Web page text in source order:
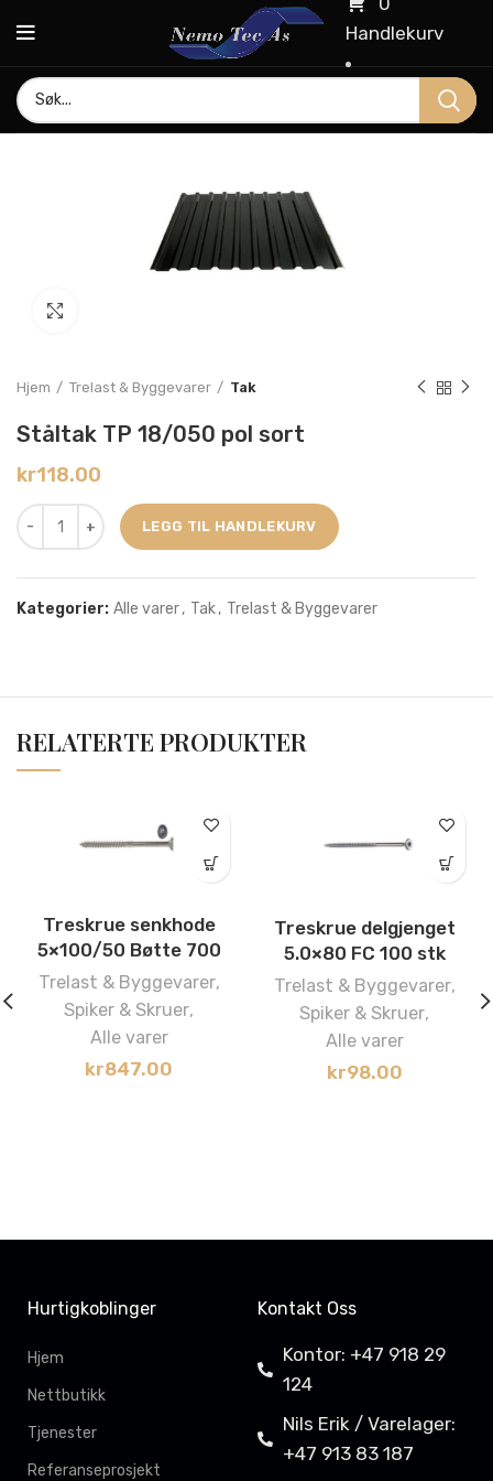
Handlekurv
Hjem Trelast & Byggevarer Tak
Ståltak TP 18/050 pol sort
kr118.00
LEGG TIL HANDLEKURV
Kategorier: Alle varer, Tak, Trelast & Byggevarer
RELATERTE PRODUKTER
Treskrue senkhode
5×100/50 Bøtte 700
Trelast & Byggevarer,
Spiker & Skruer,
Alle varer
kr847.00
Treskrue delgjenget
5.0×80 FC 100 stk
Trelast & Byggevarer,
Spiker & Skruer,
Alle varer
kr98.00
Hurtigkoblinger
Hjem
Nettbutikk
Tjenester
Referanseprosjekt
Kontakt Oss
Kontor: +47 918 29
124
Nils Erik / Varelager:
+47 913 83 187